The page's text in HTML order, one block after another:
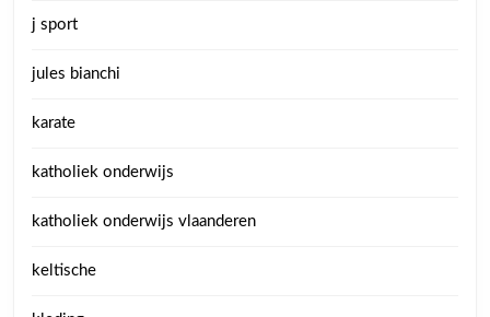
j sport
jules bianchi
karate
katholiek onderwijs
katholiek onderwijs vlaanderen
keltische